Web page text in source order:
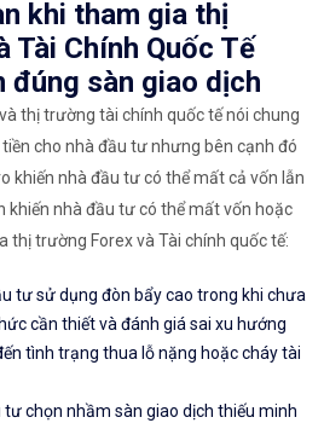
khi tham gia thị
Tài Chính Quốc Tế
đúng sàn giao dịch
thị trường tài chính quốc tế nói chung
cho nhà đầu tư nhưng bên cạnh đó
khiến nhà đầu tư có thể mất cả vốn lẫn
khiến nhà đầu tư có thể mất vốn hoặc
thị trường Forex và Tài chính quốc tế:
tư sử dụng đòn bẩy cao trong khi chưa
cần thiết và đánh giá sai xu hướng
tình trạng thua lỗ nặng hoặc cháy tài
tư chọn nhầm sàn giao dịch thiếu minh